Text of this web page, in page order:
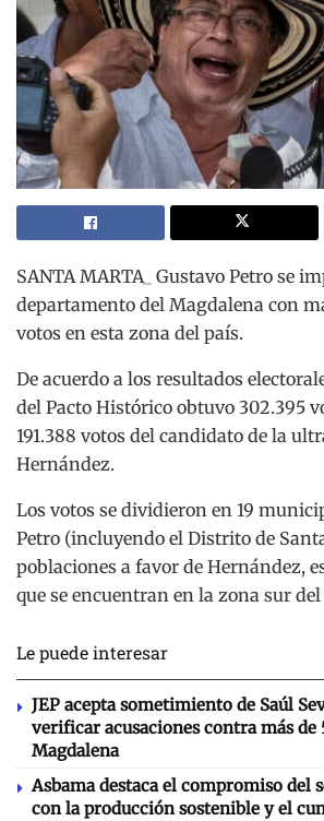
SANTA MARTA_ Gustavo Petro se
departamento del Magdalena con
votos en esta zona del país.
De acuerdo a los resultados
del Pacto Histórico obtuvo 302.395
191.388 votos del candidato de la
Hernández.
Los votos se dividieron en 19
Petro (incluyendo el Distrito de
poblaciones a favor de Hernández,
que se encuentran en la zona sur
Le puede interesar
JEP acepta sometimiento de Saúl
verificar acusaciones contra más
Magdalena
Asbama destaca el compromiso del
con la producción sostenible y el